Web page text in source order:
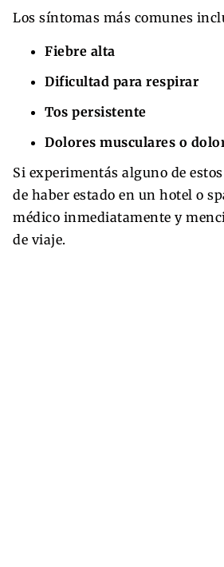
Los síntomas más comunes
Fiebre alta
Dificultad para respirar
Tos persistente
Dolores musculares o
Si experimentás alguno de
de haber estado en un hotel o
médico inmediatamente y
de viaje.